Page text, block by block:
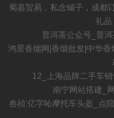
蜀嘉贸易，私念铺子，成都
礼
普洱茶公众号_普
鸿景香烟网|香烟批发|中华
12_上海品牌二手车
南宁网站搭建_
叁祯:亿字吣摩托车头盔_点